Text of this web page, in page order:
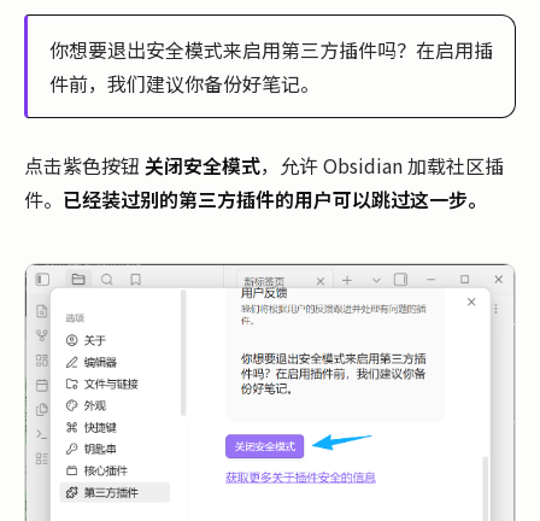
你想要退出安全模式来启用第三方插件吗？在启用插
件前，我们建议你备份好笔记。
点击紫色按钮 关闭安全模式，允许 Obsidian 加载社区插
件。 已经装过别的第三方插件的用户可以跳过这一步。